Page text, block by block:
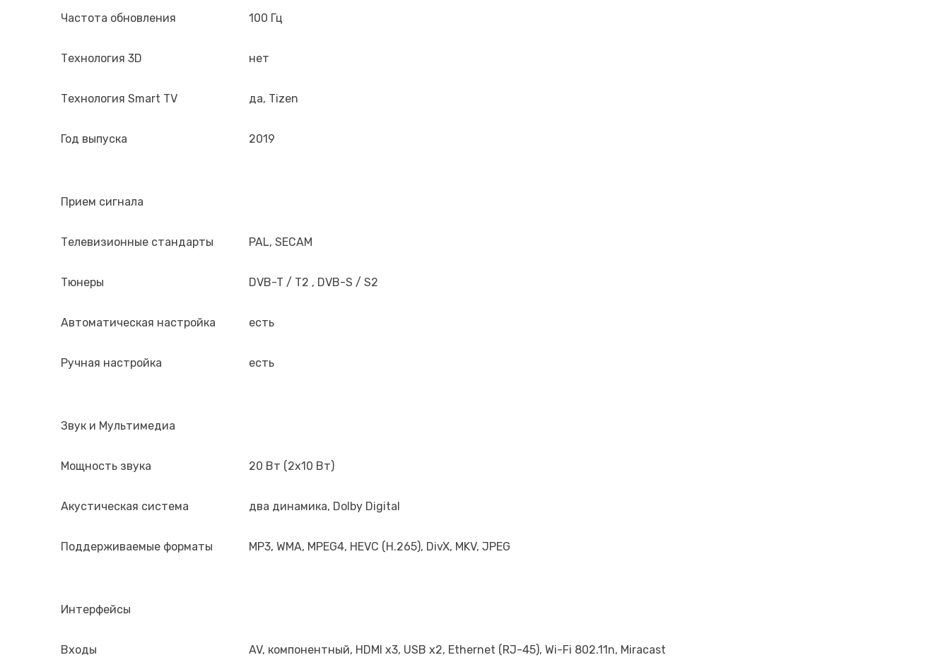
Частота обновления 100 Гц
Технология 3D нет
Технология Smart TV да, Tizen
Год выпуска 2019
Прием сигнала
Телевизионные стандарты PAL, SECAM
Тюнеры DVB-T / T2 , DVB-S / S2
Автоматическая настройка есть
Ручная настройка есть
Звук и Мультимедиа
Мощность звука 20 Вт (2х10 Вт)
Акустическая система два динамика, Dolby Digital
Поддерживаемые форматы MP3, WMA, MPEG4, HEVC (H.265), DivX, MKV, JPEG
Интерфейсы
Входы AV, компонентный, HDMI x3, USB x2, Ethernet (RJ-45), Wi-Fi 802.11n, Miracast